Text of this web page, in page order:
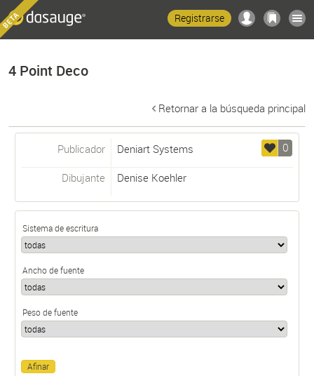
Registrarse
4 Point Deco
Retornar a la búsqueda principal
0
Publicador Deniart Systems
Dibujante Denise Koehler
Sistema de escritura
Ancho de fuente
Peso de fuente